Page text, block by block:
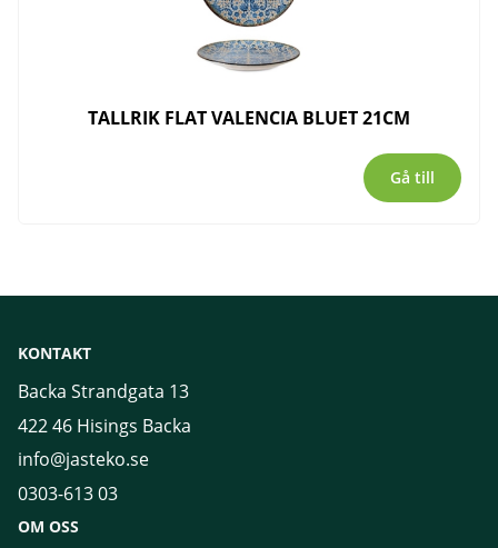
TALLRIK FLAT VALENCIA BLUET 21CM
Gå till
KONTAKT
Backa Strandgata 13
422 46 Hisings Backa
info@jasteko.se
0303-613 03
OM OSS